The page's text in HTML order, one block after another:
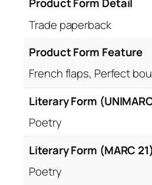
Product Form Detail
Trade paperback
Product Form Feature
French flaps, Perfect
Literary Form
Poetry
Literary Form (MARC 21)
Poetry